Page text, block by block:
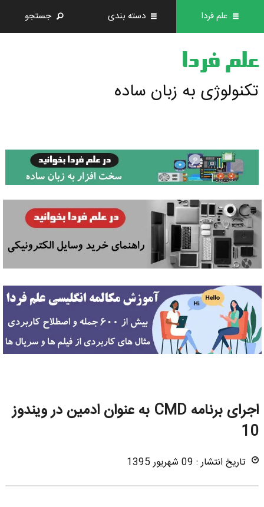
علم فردا دسته بندی جستجو
علم فردا
تکنولوژی به زبان ساده
اجرای برنامه CMD به عنوان ادمین در ویندوز
10
تاریخ انتشار : 09 شهریور 1395